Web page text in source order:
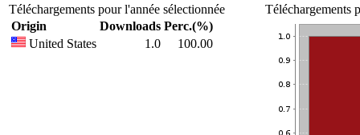
Téléchargements pour l'année sélectionnée
Origin
Downloads Perc.(%)
United States
1.0 100.00
Téléchargements